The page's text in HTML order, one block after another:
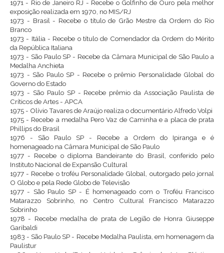
1971 - Rio de Janeiro RJ - Recebe o Golfinho de Ouro pela melhor
exposição realizada em 1970, no MIS/RJ
1973 - Brasil - Recebe o título de Grão Mestre da Ordem do Rio
Branco
1973 - Itália - Recebe o título de Comendador da Ordem do Mérito
da República Italiana
1973 - São Paulo SP - Recebe da Câmara Municipal de São Paulo a
Medalha Anchieta
1973 - São Paulo SP - Recebe o prêmio Personalidade Global do
Governo do Estado
1973 - São Paulo SP - Recebe prêmio da Associação Paulista de
Críticos de Artes - APCA
1975 - Olívio Tavares de Araújo realiza o documentário Alfredo Volpi
1975 - Recebe a medalha Pero Vaz de Caminha e a placa de prata
Phillips do Brasil
1976 - São Paulo SP - Recebe a Ordem do Ipiranga e é
homenageado na Câmara Municipal de São Paulo
1977 - Recebe o diploma Bandeirante do Brasil, conferido pelo
Instituto Nacional de Expansão Cultural
1977 - Recebe o troféu Personalidade Global, outorgado pelo jornal
O Globo e pela Rede Globo de Televisão
1977 - São Paulo SP - É homenageado com o Troféu Francisco
Matarazzo Sobrinho, no Centro Cultural Francisco Matarazzo
Sobrinho
1978 - Recebe medalha de prata de Legião de Honra Giuseppe
Garibaldi
1983 - São Paulo SP - Recebe Medalha Paulista, em homenagem da
Paulistur